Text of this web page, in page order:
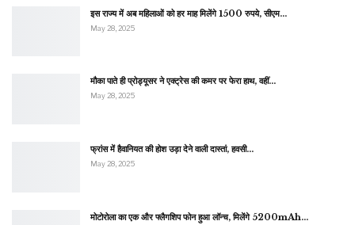
इस राज्य में अब महिलाओं को हर माह मिलेंगे 1500 रुपये, सीएम…
May 28, 2025
मौका पाते ही प्रोड्यूसर ने एक्ट्रेस की कमर पर फेरा हाथ, वहीं…
May 28, 2025
फ्रांस में हैवानियत की होश उड़ा देने वाली दास्तां, हवसी…
May 28, 2025
मोटोरोला का एक और फ्लैगशिप फोन हुआ लॉन्च, मिलेंगे 5200mAh…